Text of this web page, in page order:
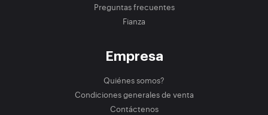
Preguntas frecuentes
Fianza
Empresa
Quiénes somos?
Condiciones generales de venta
Contáctenos